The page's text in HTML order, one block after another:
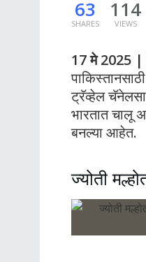
63
SHARES
114
VIEWS
17 मे 2025 |
ट्रॅव्हेल
भारतात चालू
बनल्या आहेत.
ज्योती